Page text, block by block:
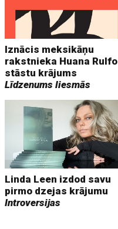
Iznācis meksikāņu
rakstnieka Huana Rulfo
stāstu krājums
Līdzenums liesmās
Linda Leen izdod savu
pirmo dzejas krājumu
Introversijas